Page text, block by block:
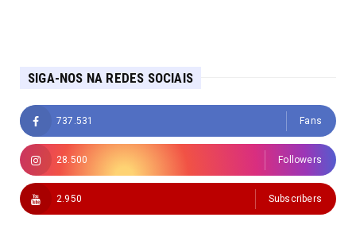
SIGA-NOS NA REDES SOCIAIS
737.531 Fans
28.500 Followers
2.950 Subscribers